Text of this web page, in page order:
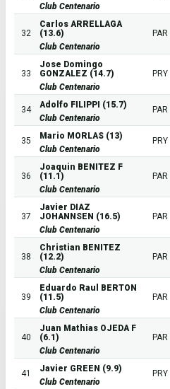
Club Centenario
32
Carlos ARRELLAGA
(13.6)
Club Centenario
PAR
33
Jose Domingo
GONZALEZ (14.7)
Club Centenario
PRY
34
Adolfo FILIPPI (15.7)
Club Centenario
PAR
35
Mario MORLAS (13)
Club Centenario
PRY
36
Joaquin BENITEZ F
(11.1)
Club Centenario
PAR
37
Javier DIAZ
JOHANNSEN (16.5)
Club Centenario
PAR
38
Christian BENITEZ
(12.2)
Club Centenario
PAR
39
Eduardo Raul BERTON
(11.5)
Club Centenario
PAR
40
Juan Mathias OJEDA F
(6.1)
Club Centenario
PAR
41
Javier GREEN (9.9)
Club Centenario
PRY